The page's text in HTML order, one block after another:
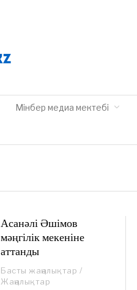
Мінбер медиа мектебі
Асанәлі Әшімов
мәңгілік мекеніне
аттанды
Басты жаңалықтар /
Жаңалықтар